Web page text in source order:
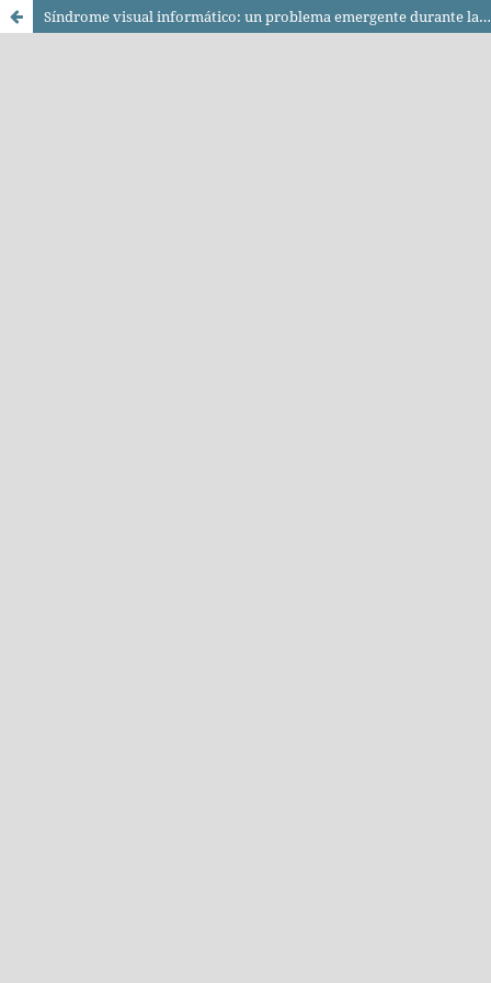
Síndrome visual informático: un problema emergente durante la emergencia sanitaria por COVID-19